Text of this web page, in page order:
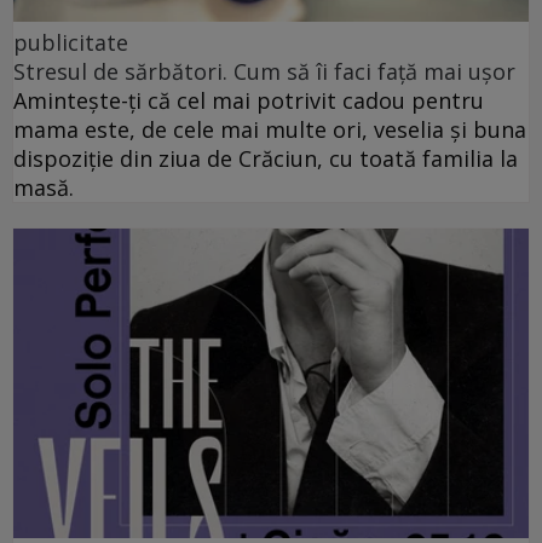
publicitate
Stresul de sărbători. Cum să îi faci față mai ușor
Amintește-ți că cel mai potrivit cadou pentru
mama este, de cele mai multe ori, veselia și buna
dispoziție din ziua de Crăciun, cu toată familia la
masă.